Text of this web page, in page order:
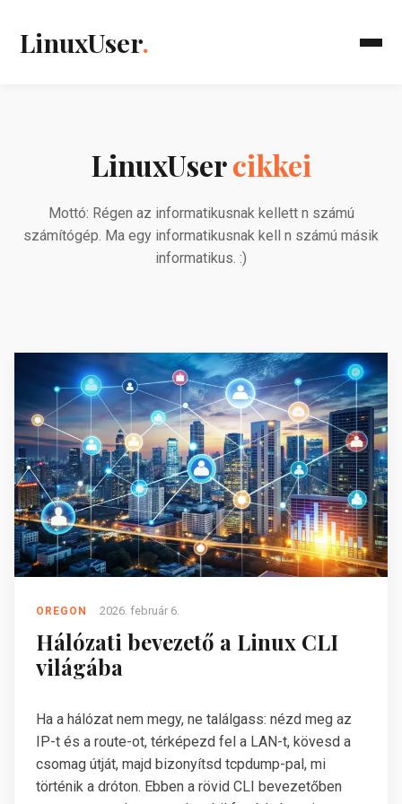
LinuxUser.
LinuxUsercikkei
Mottó: Régen az informatikusnak kellett n számú
számítógép. Ma egy informatikusnak kell n számú másik
informatikus. :)
OREGON 2026. február 6.
Hálózati bevezető a Linux CLI
világába
Ha a hálózat nem megy, ne találgass: nézd meg az
IP-t és a route-ot, térképezd fel a LAN-t, kövesd a
csomag útját, majd bizonyítsd tcpdump-pal, mi
történik a dróton. Ebben a rövid CLI bevezetőben